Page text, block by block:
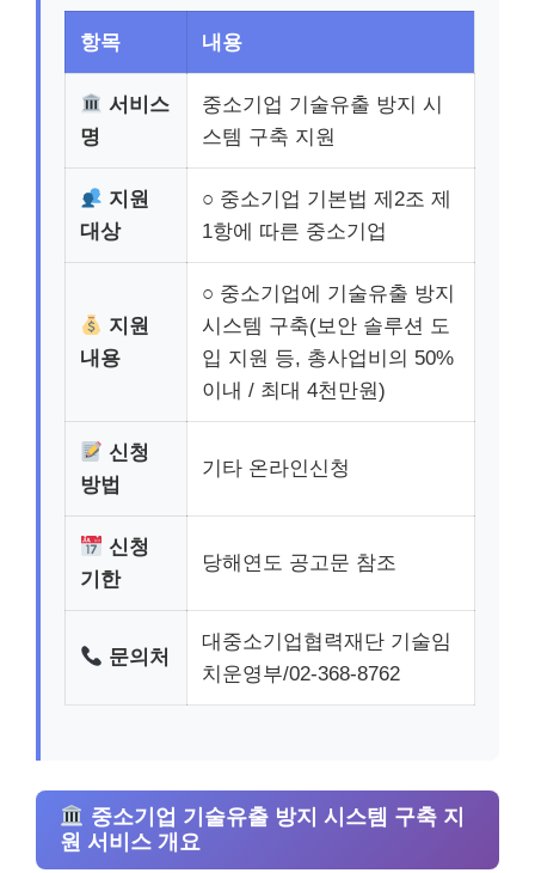
항목 내용
서비스
명
중소기업 기술유출 방지 시
스템 구축 지원
지원
대상
○ 중소기업 기본법 제2조 제
1항에 따른 중소기업
지원
내용
○ 중소기업에 기술유출 방지
시스템 구축(보안 솔루션 도
입 지원 등, 총사업비의 50%
이내 / 최대 4천만원)
신청
방법
기타 온라인신청
신청
기한
당해연도 공고문 참조
문의처
대중소기업협력재단 기술임
치운영부/02-368-8762
중소기업 기술유출 방지 시스템 구축 지
원 서비스 개요